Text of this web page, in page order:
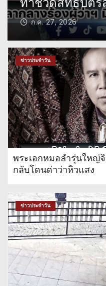
ชาวบ้า
หลังมีร
คน ทำช
รัฐ
สุดสลด
ติดไฟท้
ชาวบ้า
บัตรสวัส
ติดไฟท้ายขับรถ
ก.ค. 26, 2026
ข่าวประจำวัน
พระเอกหมอลำรุ่นใหญ่
กลับโดนด่าว่าหิวแสง
ข่าวประจำวัน